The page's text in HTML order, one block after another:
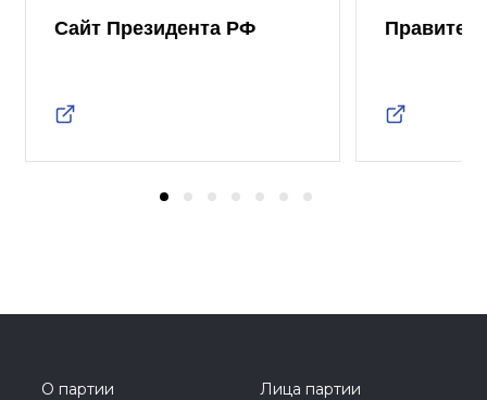
Сайт Президента РФ
О партии
Лица партии